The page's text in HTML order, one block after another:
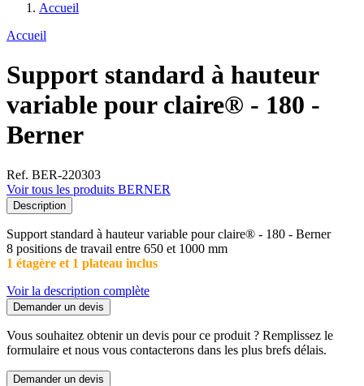
Accueil
Accueil
Support standard à hauteur
variable pour claire® - 180 -
Berner
Ref. BER-220303
Voir tous les produits BERNER
Description
Support standard à hauteur variable pour claire® - 180 - Berner
8 positions de travail entre 650 et 1000 mm
1 étagère et 1 plateau inclus
Voir la description complète
Demander un devis
Vous souhaitez obtenir un devis pour ce produit ? Remplissez le
formulaire et nous vous contacterons dans les plus brefs délais.
Demander un devis